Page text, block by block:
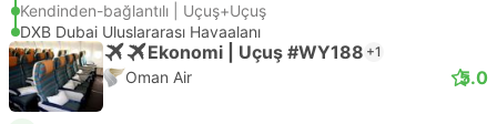
Kendinden-bağlantılı | Uçuş+Uçuş
DXB Dubai Uluslararası Havaalanı
Ekonomi | Uçuş #WY188 +1
Oman Air 5.0